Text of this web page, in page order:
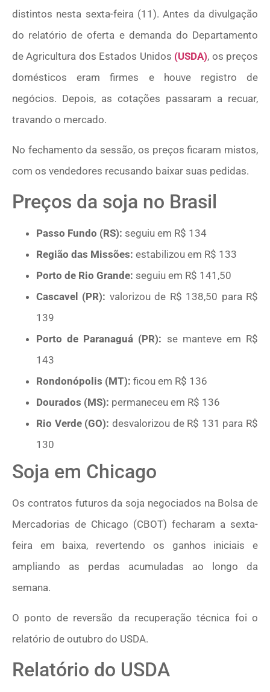
distintos nesta sexta-feira (11). Antes da divulgação
do relatório de oferta e demanda do Departamento
de Agricultura dos Estados Unidos (USDA), os preços
domésticos eram firmes e houve registro de
negócios. Depois, as cotações passaram a recuar,
travando o mercado.
No fechamento da sessão, os preços ficaram mistos,
com os vendedores recusando baixar suas pedidas.
Preços da soja no Brasil
Passo Fundo (RS): seguiu em R$ 134
Região das Missões: estabilizou em R$ 133
Porto de Rio Grande: seguiu em R$ 141,50
Cascavel (PR): valorizou de R$ 138,50 para R$
139
Porto de Paranaguá (PR): se manteve em R$
143
Rondonópolis (MT): ficou em R$ 136
Dourados (MS): permaneceu em R$ 136
Rio Verde (GO): desvalorizou de R$ 131 para R$
130
Soja em Chicago
Os contratos futuros da soja negociados na Bolsa de
Mercadorias de Chicago (CBOT) fecharam a sexta-
feira em baixa, revertendo os ganhos iniciais e
ampliando as perdas acumuladas ao longo da
semana.
O ponto de reversão da recuperação técnica foi o
relatório de outubro do USDA.
Relatório do USDA